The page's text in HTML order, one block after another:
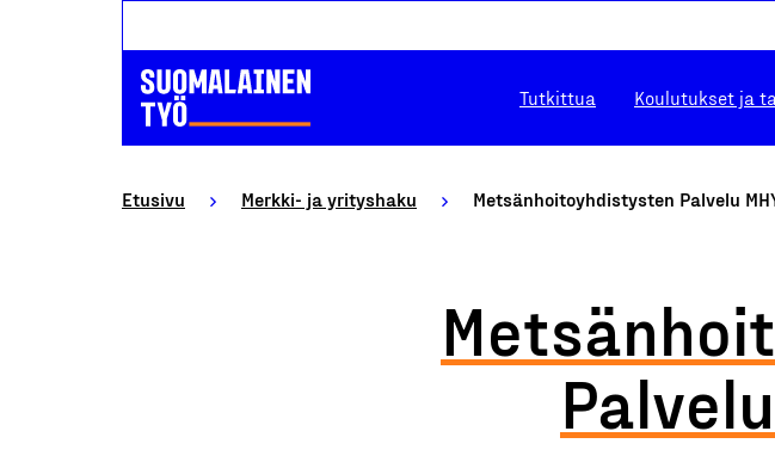
Tutkittua Koulutukset ja
Etusivu Merkki- ja yrityshaku Metsänhoitoyhdistysten Palvelu